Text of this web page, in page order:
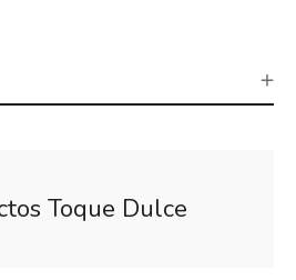
Toque Dulce